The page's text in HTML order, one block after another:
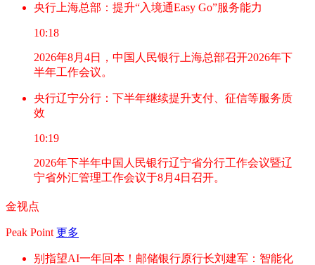
央行上海总部：提升“入境通Easy Go”服务能力
10:18
2026年8月4日，中国人民银行上海总部召开2026年下
半年工作会议。
央行辽宁分行：下半年继续提升支付、征信等服务质
效
10:19
2026年下半年中国人民银行辽宁省分行工作会议暨辽
宁省外汇管理工作会议于8月4日召开。
金视点
Peak Point 更多
别指望AI一年回本！邮储银行原行长刘建军：智能化